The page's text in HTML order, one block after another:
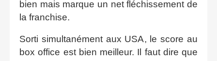
bien mais marque un net fléchissement de
la franchise.
Sorti simultanément aux USA, le score au
box office est bien meilleur. Il faut dire que